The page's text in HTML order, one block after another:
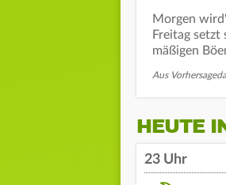
Morgen
Freitag
mäßigen
Aus
HEUTE
23 Uhr